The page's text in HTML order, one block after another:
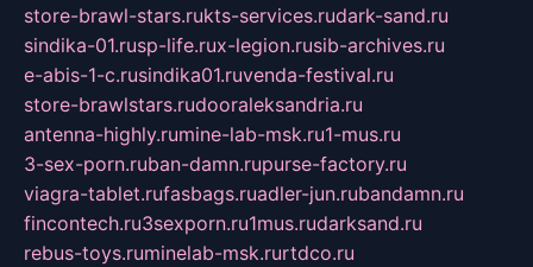
store-brawl-stars.rukts-services.rudark-sand.ru
sindika-01.rusp-life.rux-legion.rusib-archives.ru
e-abis-1-c.rusindika01.ruvenda-festival.ru
store-brawlstars.rudooraleksandria.ru
antenna-highly.rumine-lab-msk.ru1-mus.ru
3-sex-porn.ruban-damn.rupurse-factory.ru
viagra-tablet.rufasbags.ruadler-jun.rubandamn.ru
fincontech.ru3sexporn.ru1mus.rudarksand.ru
rebus-toys.ruminelab-msk.rurtdco.ru